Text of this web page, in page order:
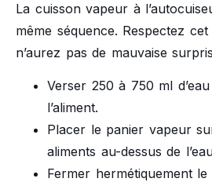
La cuisson vapeur à
même séquence. Respectez
n’aurez pas de mauvaise
Verser 250 à 750 ml
l’aliment.
Placer le panier vapeur
aliments au-dessus de
Fermer hermétiquement